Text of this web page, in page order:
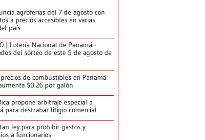
agroferias del 7 de agosto con
a precios accesibles en varias
país
| Lotería Nacional de Panamá -
del sorteo de este 5 de agosto de
de combustibles en Panamá:
$0.26 por galón
propone arbitraje especial a
para destrabar litigio comercial
ley para prohibir gastos y
a funcionarios